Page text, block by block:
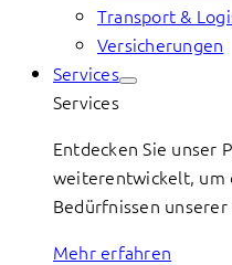
Transport &
Versicherungen
Services
Services
Entdecken Sie unser
weiterentwickelt, um
Bedürfnissen
Mehr erfahren